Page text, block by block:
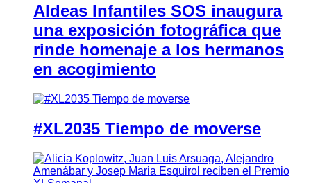
Aldeas Infantiles SOS inaugura
una exposición fotográfica que
rinde homenaje a los hermanos
en acogimiento
#XL2035 Tiempo de moverse